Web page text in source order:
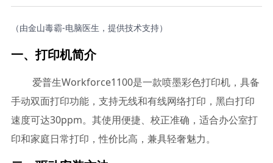
（由金山毒霸-电脑医生，提供技术支持）
一、打印机简介
爱普生Workforce1100是一款喷墨彩色打印机，具备
手动双面打印功能，支持无线和有线网络打印，黑白打印
速度可达30ppm。其使用便捷、校正准确，适合办公室打
印和家庭日常打印，性价比高，兼具轻奢魅力。